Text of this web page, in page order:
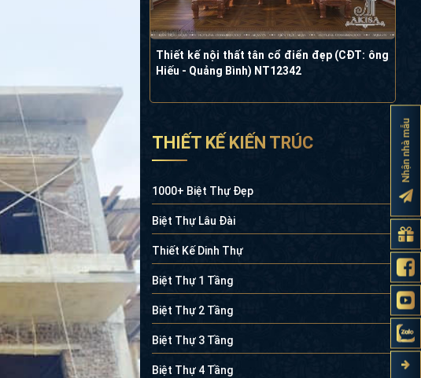
Thiết kế nội thất tân cổ điển đẹp (CĐT: ông
Hiếu - Quảng Bình) NT12342
THIẾT KẾ KIẾN TRÚC
1000+ Biệt Thự Đẹp
Biệt Thự Lâu Đài
Thiết Kế Dinh Thự
Biệt Thự 1 Tầng
Biệt Thự 2 Tầng
Biệt Thự 3 Tầng
Biệt Thự 4 Tầng
Nhận nhà mẫu